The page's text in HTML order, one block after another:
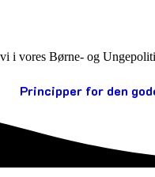
i vores Børne- og
Principper for den